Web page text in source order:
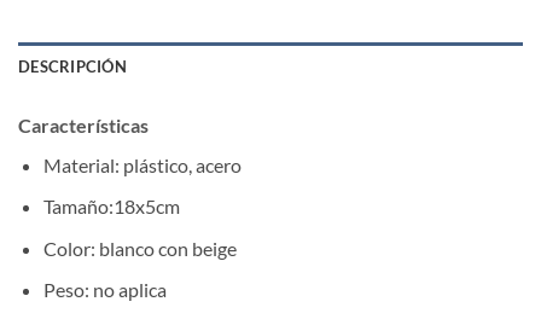
DESCRIPCIÓN
Características
Material: plástico, acero
Tamaño:18x5cm
Color: blanco con beige
Peso: no aplica